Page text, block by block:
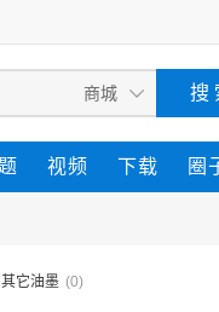
视频 下载 圈
其它油墨 (0)